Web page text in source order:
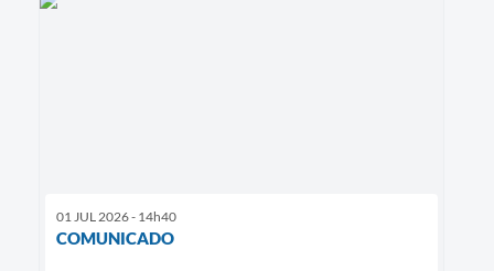
01 JUL 2026 - 14h40
COMUNICADO